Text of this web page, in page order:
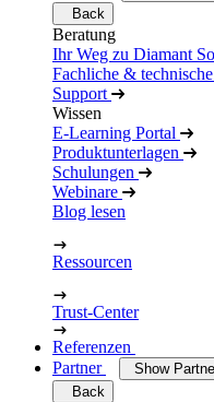
Back
Beratung
Ihr Weg zu Diamant
Fachliche &
Support
Wissen
E-Learning Portal
Produktunterlagen
Schulungen
Webinare
Blog lesen
Ressourcen
Trust-Center
Referenzen
Partner
Show
Back